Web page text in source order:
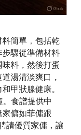
簡單，包括乾
驟從準備材料
料，然後打蛋
湯清淡爽口，
甲狀腺健康。
食譜提供中
傭如菲傭跟
請優質家傭，讓